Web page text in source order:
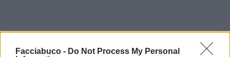
Facciabuco - Do Not Process My Personal